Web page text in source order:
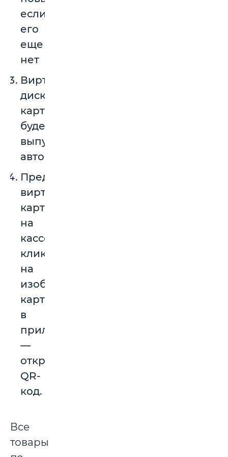
если
его
еще
нет
Виртуальная
дисконтная
карта
будет
выпущена
автоматически.
Предъявите
виртуальную
карту
на
кассе,
кликнув
на
изображение
карты
в
приложении
—
откроется
QR-
код.
Все
товары